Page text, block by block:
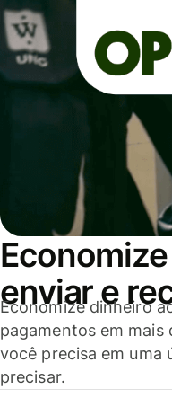
enviar e
Economize dinheiro
pagamentos em mais
você precisa em uma
precisar.